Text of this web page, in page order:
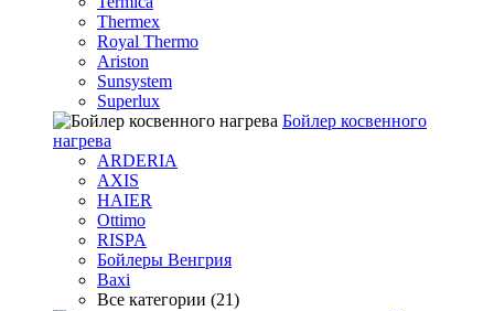
Thermex
Royal Thermo
Ariston
Sunsystem
Superlux
Бойлер косвенного
нагрева
ARDERIA
AXIS
HAIER
Ottimo
RISPA
Бойлеры Венгрия
Baxi
Все категории (21)